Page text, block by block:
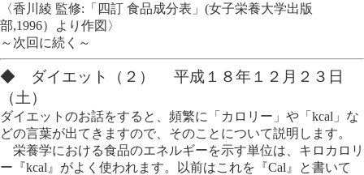
〈香川綾 監修:「四訂 食品成分表」(女子栄養大学出版
部,1996）より作図〉
～次回に続く～
◆ ダイエット（２） 平成１８年１２月２３日
（土）
ダイエットのお話をすると、頻繁に「カロリー」や「kcal」な
どの言葉が出てきますので、そのことについて説明します。
栄養学における食品のエネルギーを示す単位は、キロカロリ
ー『kcal』がよく使われます。以前はこれを『Cal』と書いて